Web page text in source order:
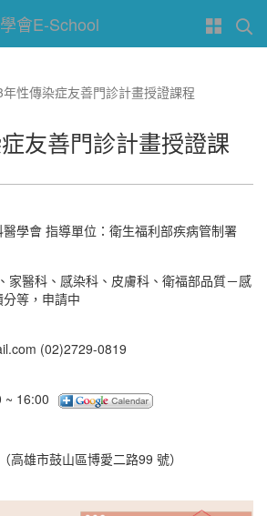
會E-School
年性傳染症友善門診計畫授證課程
友善門診計畫授證課
學會 指導單位：衛生福利部疾病管制署
家醫科、感染科、皮膚科、衛福部品質－感
等，申請中
(02)2729-0819
~ 16:00
高雄市鼓山區博愛二路99 號）